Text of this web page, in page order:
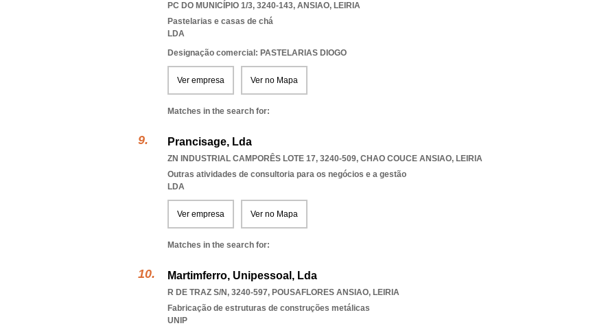
PC DO MUNICÍPIO 1/3, 3240-143, ANSIAO, LEIRIA
Pastelarias e casas de chá
LDA
Designação comercial: PASTELARIAS DIOGO
Ver empresa Ver no Mapa
Matches in the search for:
Prancisage, Lda
ZN INDUSTRIAL CAMPORÊS LOTE 17, 3240-509, CHAO COUCE ANSIAO, LEIRIA
Outras atividades de consultoria para os negócios e a gestão
LDA
Ver empresa Ver no Mapa
Matches in the search for:
Martimferro, Unipessoal, Lda
R DE TRAZ S/N, 3240-597, POUSAFLORES ANSIAO, LEIRIA
Fabricação de estruturas de construções metálicas
UNIP